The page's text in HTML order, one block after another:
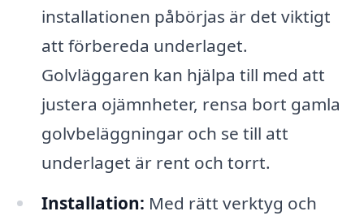
installationen påbörjas är det viktigt
att förbereda underlaget.
Golvläggaren kan hjälpa till med att
justera ojämnheter, rensa bort gamla
golvbeläggningar och se till att
underlaget är rent och torrt.
Installation: Med rätt verktyg och